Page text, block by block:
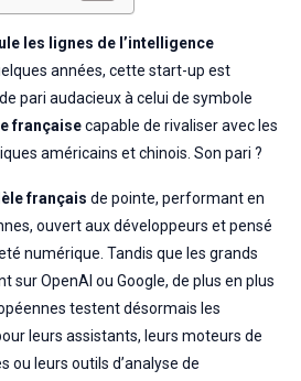
les lignes de l’intelligence
années, cette start-up est
pari audacieux à celui de symbole
françaisecapable de rivaliser avec les
américains et chinois. Son pari ?
français de pointe, performant en
ouvert aux développeurs et pensé
numérique. Tandis que les grands
sur OpenAI ou Google, de plus en plus
testent désormais les
leurs assistants, leurs moteurs de
ou leurs outils d’analyse de